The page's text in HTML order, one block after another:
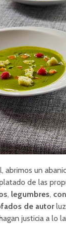
abrimos un
de las
, legumbres,
de autor
justicia a lo